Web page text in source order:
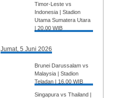
Timor-Leste vs
Indonesia | Stadion
Utama Sumatera Utara
| 20.00 WIB
Jumat, 5 Juni 2026
Brunei Darussalam vs
Malaysia | Stadion
Teladan | 16.00 WIB
Singapura vs Thailand |